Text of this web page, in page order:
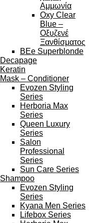
Αμμωνία
Oxy Clear
Blue –
Οξυζενέ
Ξανθίσματος
BEe Superblonde
Decapage
Keratin
Mask – Conditioner
Evozen Styling
Series
Herboria Max
Series
Queen Luxury
Series
Salon
Professional
Series
Sun Care Series
Shampoo
Evozen Styling
Series
Kyana Men Series
Lifebox Series